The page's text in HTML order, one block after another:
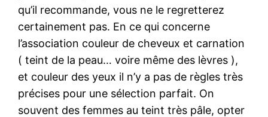
qu’il recommande, vous ne le regretterez
certainement pas. En ce qui concerne
l’association couleur de cheveux et carnation
( teint de la peau… voire même des lèvres ),
et couleur des yeux il n’y a pas de règles très
précises pour une sélection parfait. On
souvent des femmes au teint très pâle, opter